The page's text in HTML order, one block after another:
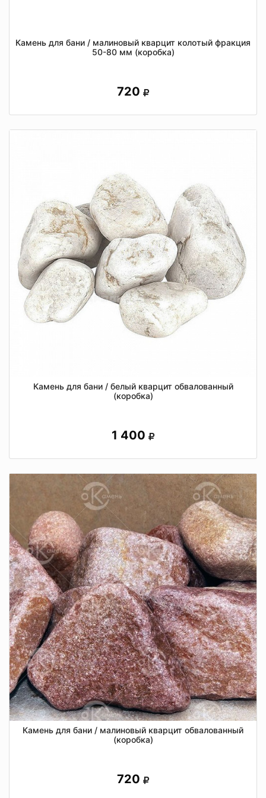
Камень для бани / малиновый кварцит колотый фракция
50-80 мм (коробка)
720
Камень для бани / белый кварцит обвалованный
(коробка)
1 400
Камень для бани / малиновый кварцит обвалованный
(коробка)
720